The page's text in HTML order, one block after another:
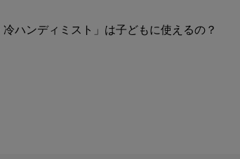
ハンディミスト」は子どもに使えるの？